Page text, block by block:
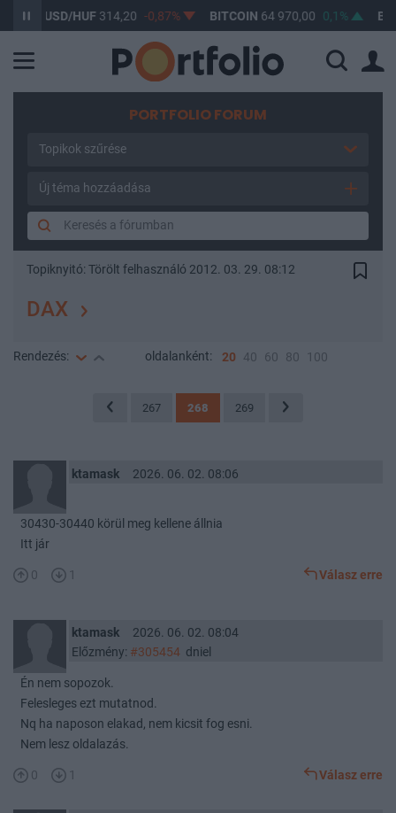
USD/HUF314,20 -0,87% BITCOIN 64 970,00 0,1% BUX
PORTFOLIO FORUM
Topikok szűrése
Új téma hozzáadása
Topiknyitó: Törölt felhasználó 2012. 03. 29. 08:12
DAX
Rendezés: oldalanként: 20 40 60 80 100
267 268 269
ktamask 2026. 06. 02. 08:06
30430-30440 körül meg kellene állnia
Itt jár
0 1 Válasz erre
ktamask
2026. 06. 02. 08:04
Előzmény: #305454dniel
Én nem sopozok.
Felesleges ezt mutatnod.
Nq ha naposon elakad, nem kicsit fog esni.
Nem lesz oldalazás.
0 1 Válasz erre